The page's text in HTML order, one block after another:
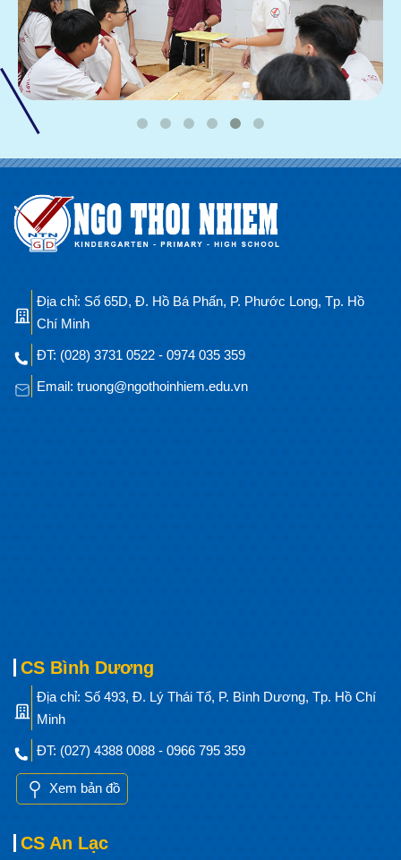
Địa chỉ: Số 65D, Đ. Hồ Bá Phấn, P. Phước Long, Tp. Hồ
Chí Minh
ĐT: (028) 3731 0522 - 0974 035 359
Email: truong@ngothoinhiem.edu.vn
CS Bình Dương
Địa chỉ: Số 493, Đ. Lý Thái Tổ, P. Bình Dương, Tp. Hồ Chí
Minh
ĐT: (027) 4388 0088 - 0966 795 359
Xem bản đồ
CS An Lạc